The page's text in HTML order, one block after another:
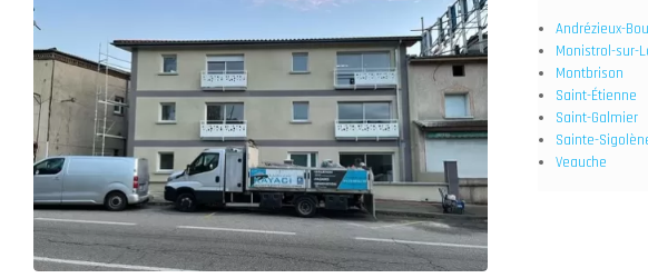
Andrézieux-
Monistrol-sur-
Montbrison
Saint-Étienne
Saint-Galmier
Sainte-
Veauche